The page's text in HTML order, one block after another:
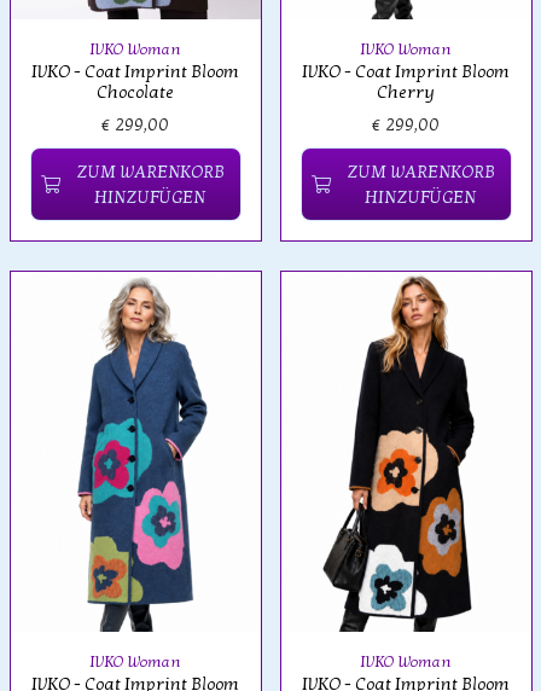
IVKO Woman
IVKO - Coat Imprint Bloom
Chocolate
€ 299,00
ZUM WARENKORB
HINZUFÜGEN
IVKO Woman
IVKO - Coat Imprint Bloom
Cherry
€ 299,00
ZUM WARENKORB
HINZUFÜGEN
IVKO Woman
IVKO - Coat Imprint Bloom
IVKO Woman
IVKO - Coat Imprint Bloom